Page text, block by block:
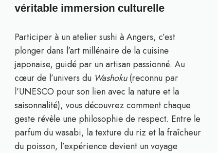
véritable immersion culturelle
Participer à un atelier sushi à Angers, c’est
plonger dans l’art millénaire de la cuisine
japonaise, guidé par un artisan passionné. Au
cœur de l’univers du Washoku(reconnu par
l’UNESCO pour son lien avec la nature et la
saisonnalité), vous découvrez comment chaque
geste révèle une philosophie de respect. Entre le
parfum du wasabi, la texture du riz et la fraîcheur
du poisson, l’expérience devient un voyage